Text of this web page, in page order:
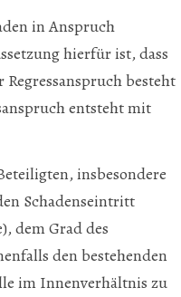
in Anspruch
hierfür ist, dass
besteht
entsteht mit
insbesondere
Schadenseintritt
dem Grad des
den bestehenden
im Innenverhältnis zu